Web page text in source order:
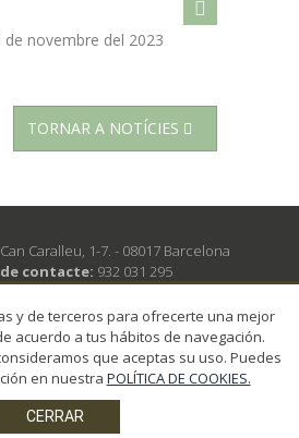
de novembre del 2023
TORNAR A NOTÍCIES
Caralleu, 1-7. - 08017 Barcelona
contacte: 932 031 295
De dilluns a divendres de 10 a 12h i
i els dijous de 16 a 18h
de dades
Disseny:Produccions Planetàries
y de terceros para ofrecerte una mejor
acuerdo a tus hábitos de navegación.
que aceptas su uso. Puedes
en nuestra POLÍTICA DE COOKIES.
CERRAR